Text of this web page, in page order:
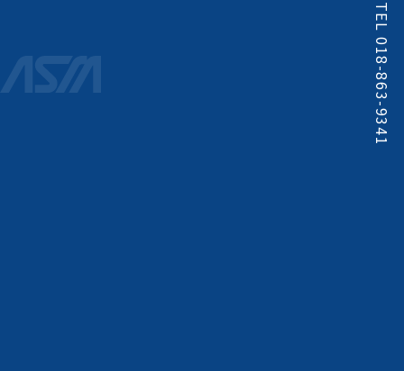
TEL 018-863-9341